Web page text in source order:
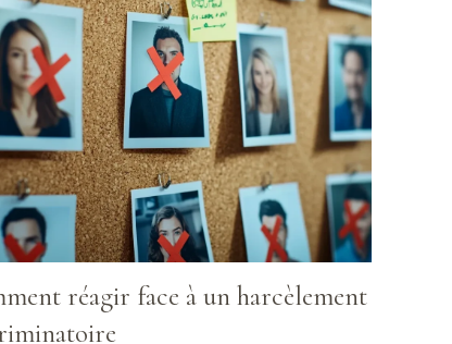
réagir face à un harcèlement